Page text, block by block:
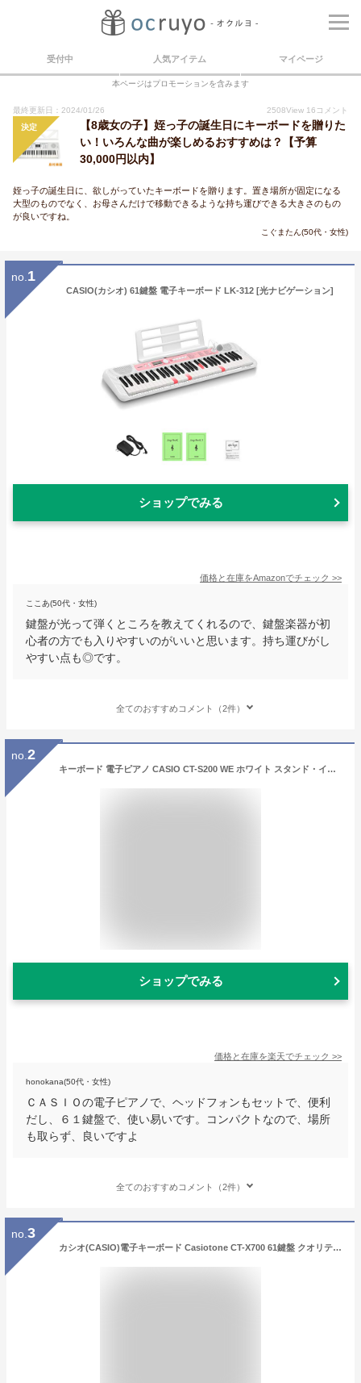
受付中 人気アイテム マイページ
本ページはプロモーションを含みます
最終更新日：2024/01/26 2508View 16 コメント
決定
【8歳女の子】姪っ子の誕生日にキーボードを贈りた
い！いろんな曲が楽しめるおすすめは？【予算
30,000円以内】
姪っ子の誕生日に、欲しがっていたキーボードを贈ります。置き場所が固定になる
大型のものでなく、お母さんだけで移動できるような持ち運びできる大きさのもの
が良いですね。
こぐまたん(50代・女性)
no. 1
CASIO(カシオ) 61鍵盤 電子キーボード LK-312 [光ナビゲーション]
ショップでみる
価格と在庫をAmazonでチェック >>
ここあ(50代・女性)
鍵盤が光って弾くところを教えてくれるので、鍵盤楽器が初
心者の方でも入りやすいのがいいと思います。持ち運びがし
やすい点も◎です。
全てのおすすめコメント（2件）
no. 2
キーボード 電子ピアノ CASIO CT-S200 WE ホワイト スタンド・イス・ヘッドホンセット 61鍵盤 Casiotone カシオトーン 【カシオ CTS200 CTS-200】 楽器
ショップでみる
価格と在庫を楽天でチェック >>
honokana(50代・女性)
ＣＡＳＩＯの電子ピアノで、ヘッドフォンもセットで、便利
だし、６１鍵盤で、使い易いです。コンパクトなので、場所
も取らず、良いですよ
全てのおすすめコメント（2件）
no. 3
カシオ(CASIO)電子キーボード Casiotone CT-X700 61鍵盤 クオリティの高いAiX音源 強弱表現可能なタッチレスポンス 600音色 195リズム 自動伴奏機能 ブラック